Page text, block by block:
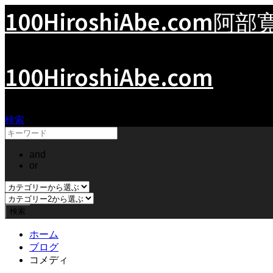
100HiroshiAbe.com阿部
100HiroshiAbe.com
検索
and
or
ホーム
ブログ
コメディ